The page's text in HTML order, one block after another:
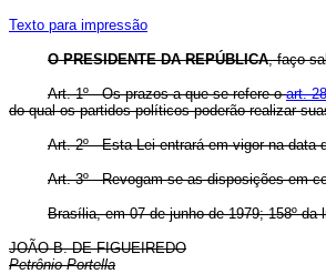
Texto para impressão
O PRESIDENTE DA REPÚBLICA, faço
Art. 1º - Os prazos a que se refere oart.
do qual os partidos políticos poderão realizar
Art. 2º - Esta Lei entrará em vigor na data
Art. 3º - Revogam-se as disposições em
Brasília, em 07 de junho de 1979; 158º da
JOÃO B. DE FIGUEIREDO
Petrônio Portella